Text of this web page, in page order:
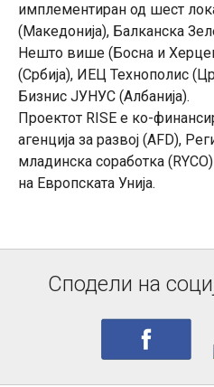
имплементиран од шест
(Македонија), Балканска
Нешто више (Босна и
(Србија), ИЕЦ Технополис
Бизнис ЈУНУС (Албанија).
Проектот RISE е ко-
агенција за развој (АFD),
младинска соработка
на Европската Унија.
Сподели на